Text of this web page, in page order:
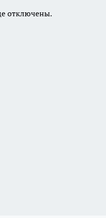
отключены.